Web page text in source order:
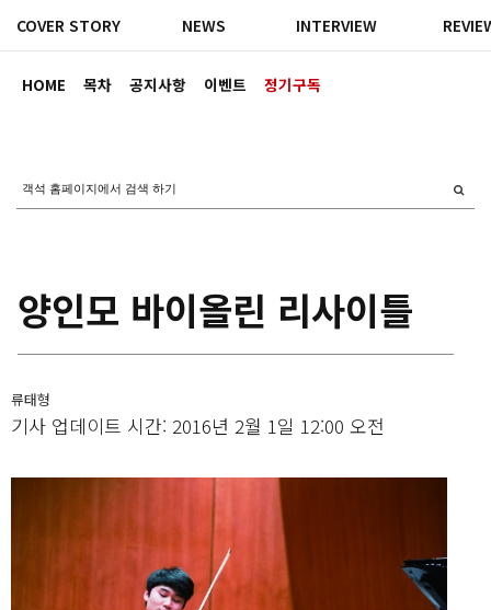
HOME 목차 공지사항 이벤트 정기구독
COVER STORY NEWS INTERVIEW
양인모 바이올린 리사이틀
류태형
기사 업데이트 시간: 2016년 2월 1일 12:00 오전